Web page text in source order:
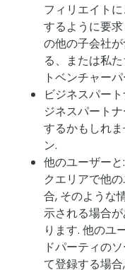
フィリエイト
するように要
の他の子会社
る、または私
トベンチャー
ビジネスパー
ジネスパート
するかもしれ
ン.
他のユーザー
クエリアで他
合, そのような
示される場合
ります. 他のユ
ドパーティの
て登録する場